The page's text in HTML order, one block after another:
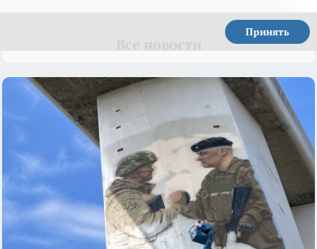
Принять